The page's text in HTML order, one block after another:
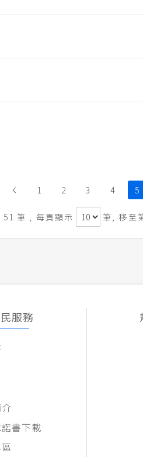
1 2 3 4 5
筆 , 每頁顯示 筆, 移至
服務
書下載